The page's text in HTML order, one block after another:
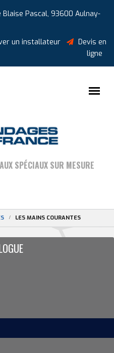
Blaise Pascal, 93600 Aulnay-
un installateur
Devis en
ligne
SPÉCIAUX SUR MESURE
LES MAINS COURANTES